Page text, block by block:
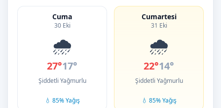
Cuma
30 Eki
🌧️
27°17°
Şiddetli Yağmurlu
💧 85% Yağış
Cumartesi
31 Eki
🌧️
22°14°
Şiddetli Yağmurlu
💧 85% Yağış